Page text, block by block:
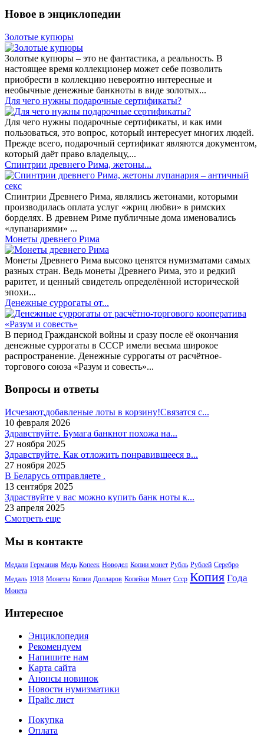
Новое в энциклопедии
Золотые купюры
Золотые купюры – это не фантастика, а реальность. В
настоящее время коллекционер может себе позволить
приобрести в коллекцию невероятно интересные и
необычные денежные банкноты в виде золотых...
​Для чего нужны подарочные сертификаты?
Для чего нужны подарочные сертификаты, и как ими
пользоваться, это вопрос, который интересует многих людей.
Прежде всего, подарочный сертификат являются документом,
который даёт право владельцу,...
Спинтрии древнего Рима, жетоны...
Спинтрии Древнего Рима, являлись жетонами, которыми
производилась оплата услуг «жриц любви» в римских
борделях. В древнем Риме публичные дома именовались
«лупанариями» ...
Монеты древнего Рима
Монеты Древнего Рима высоко ценятся нумизматами самых
разных стран. Ведь монеты Древнего Рима, это и редкий
раритет, и ценный свидетель определённой исторической
эпохи...
Денежные суррогаты от...
В период Гражданской войны и сразу после её окончания
денежные суррогаты в СССР имели весьма широкое
распространение. Денежные суррогаты от расчётное-
торгового союза «Разум и совесть»...
Вопросы и ответы
Исчезают,добавленые лоты в корзину!Связатся с...
10 февраля 2026
Здравствуйте. Бумага банкнот похожа на...
27 ноября 2025
Здравствуйте. Как отложить понравившееся в...
27 ноября 2025
В Беларусь отправляете .
13 сентября 2025
Здраствуйте у вас можно купить банк ноты к...
23 апреля 2025
Смотреть еще
Мы в контакте
Медали Германия Медь Копеек Новодел Копии монет Рубль Рублей Серебро
Медаль 1918 Монеты Копии Долларов Копейки Монет Ссср Копия Года
Монета
Интересное
Энциклопедия
Рекомендуем
Напишите нам
Карта сайта
Анонсы новинок
Новости нумизматики
Прайс лист
Покупка
Оплата